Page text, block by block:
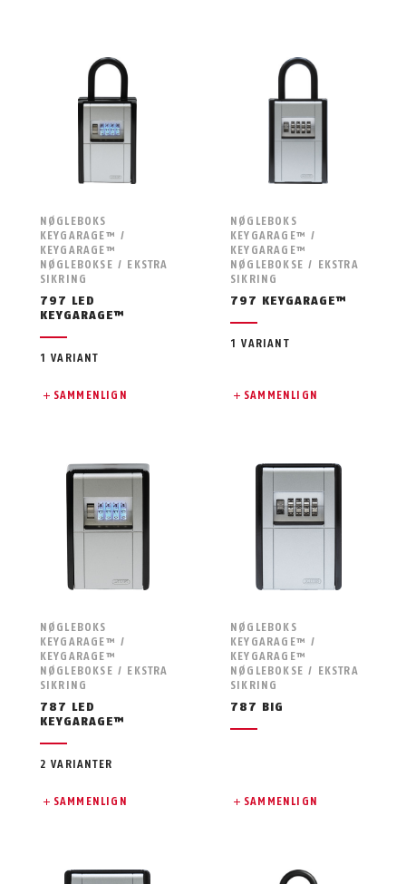
NØGLEBOKS
KEYGARAGE™ /
KEYGARAGE™
NØGLEBOKSE / EKSTRA
SIKRING
797 LED
KEYGARAGE™
1 VARIANT
SAMMENLIGN
NØGLEBOKS
KEYGARAGE™ /
KEYGARAGE™
NØGLEBOKSE / EKSTRA
SIKRING
797 KEYGARAGE™
1 VARIANT
SAMMENLIGN
NØGLEBOKS
KEYGARAGE™ /
KEYGARAGE™
NØGLEBOKSE / EKSTRA
SIKRING
787 LED
KEYGARAGE™
2 VARIANTER
SAMMENLIGN
NØGLEBOKS
KEYGARAGE™ /
KEYGARAGE™
NØGLEBOKSE / EKSTRA
SIKRING
787 BIG
SAMMENLIGN